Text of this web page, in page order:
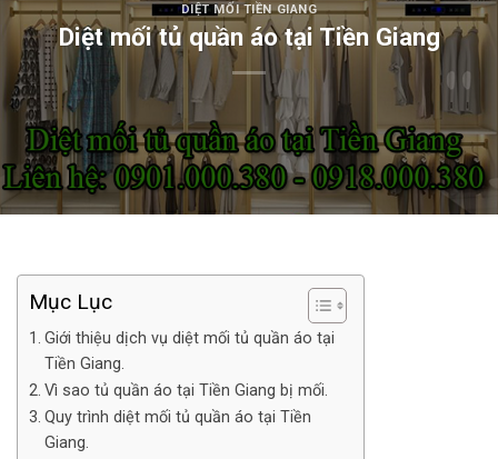
DIỆT MỐI TIỀN GIANG
Diệt mối tủ quần áo tại Tiền Giang
Mục Lục
Giới thiệu dịch vụ diệt mối tủ quần áo tại
Tiền Giang.
Vì sao tủ quần áo tại Tiền Giang bị mối.
Quy trình diệt mối tủ quần áo tại Tiền
Giang.